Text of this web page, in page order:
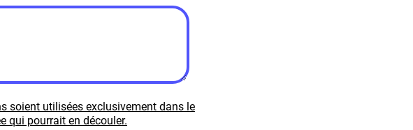
soient utilisées exclusivement dans le
qui pourrait en découler.